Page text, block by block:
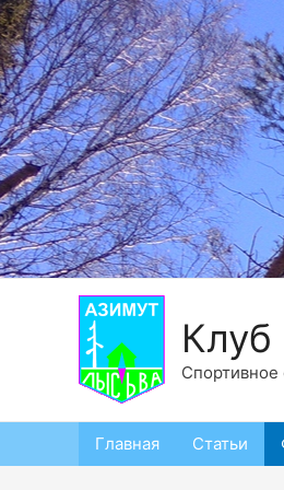
Клуб
Спортивное
Главная Статьи